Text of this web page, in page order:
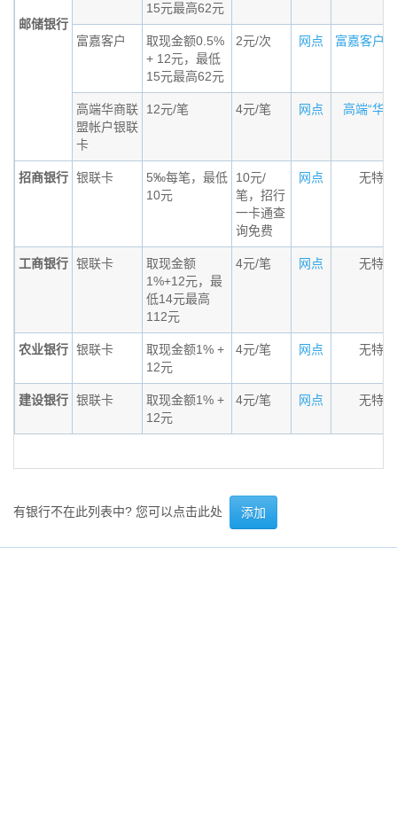
邮储银行
15元最高62元
富嘉客户
取现金额0.5%
+ 12元，最低
15元最高62元
2元/次 网点 富嘉客户
高端华商联
盟帐户银联
卡
12元/笔 4元/笔 网点 高端“华
招商银行 银联卡
5‰每笔，最低
10元
10元/
笔，招行
一卡通查
询免费
网点 无特
工商银行 银联卡
取现金额
1%+12元，最
低14元最高
112元
4元/笔 网点 无特
农业银行 银联卡
取现金额1% +
12元
4元/笔 网点 无特
建设银行 银联卡
取现金额1% +
12元
4元/笔 网点 无特
有银行不在此列表中? 您可以点击此处 添加